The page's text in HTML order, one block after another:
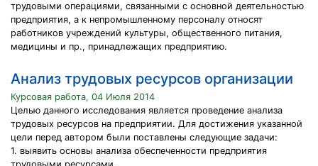
трудовыми операциями, связанными с основной деятельностью
предприятия, а к непромышленному персоналу относят
работников учреждений культуры, общественного питания,
медицины и пр., принадлежащих предприятию.
Анализ трудовых ресурсов организации
Курсовая работа, 04 Июля 2014
Целью данного исследования является проведение анализа
трудовых ресурсов на предприятии. Для достижения указанной
цели перед автором были поставлены следующие задачи:
1. выявить основы анализа обеспеченности предприятия